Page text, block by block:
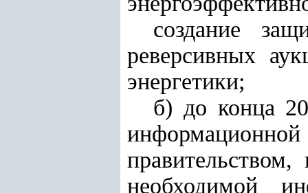
создание
реверсивных
энергетики;
б) до конца
необходимой